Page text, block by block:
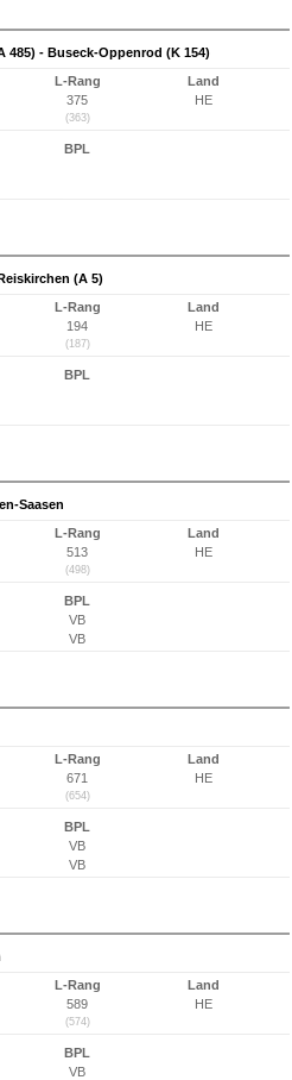
485) - Buseck-Oppenrod (K 154)
L-Rang
375
(363)
Land
HE
BPL
(A 5)
L-Rang
194
(187)
Land
HE
BPL
Saasen
L-Rang
513
(498)
Land
HE
BPL
VB
VB
L-Rang
671
(654)
Land
HE
BPL
VB
VB
L-Rang
589
(574)
Land
HE
BPL
VB